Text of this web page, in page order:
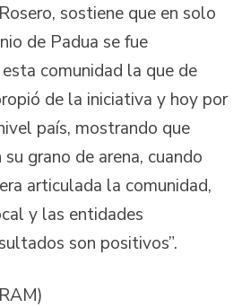
sostiene que en solo
de Padua se fue
comunidad la que de
de la iniciativa y hoy por
país, mostrando que
grano de arena, cuando
articulada la comunidad,
y las entidades
son positivos”.